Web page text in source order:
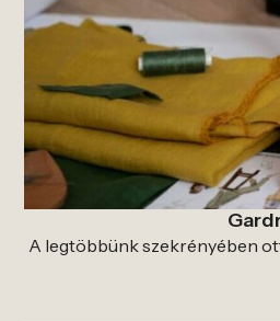
A legtöbbünk szekrényében